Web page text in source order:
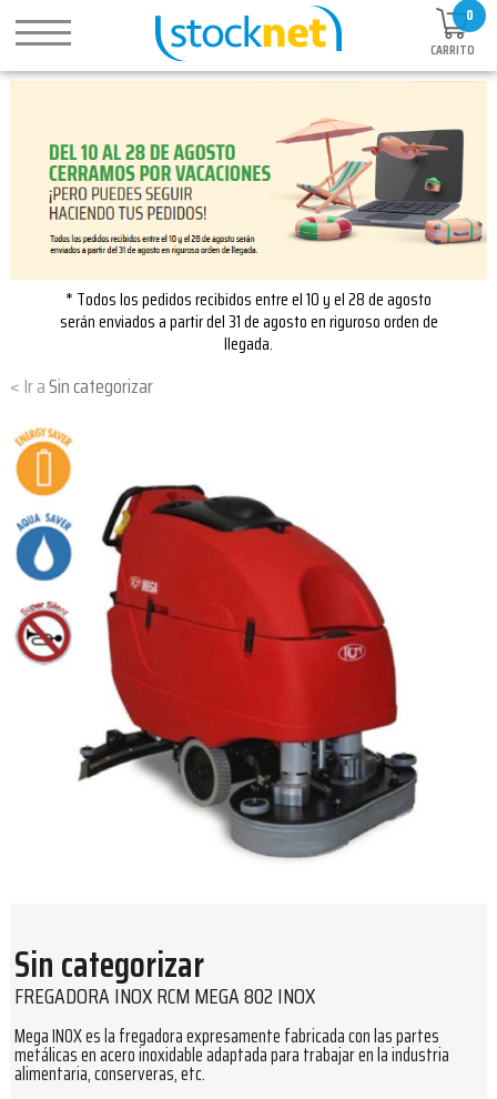
0
CARRITO
* Todos los pedidos recibidos entre el 10 y el 28 de agosto
serán enviados a partir del 31 de agosto en riguroso orden de
llegada.
Sin categorizar
Sin categorizar
FREGADORA INOX RCM MEGA 802 INOX
Mega INOX es la fregadora expresamente fabricada con las partes
metálicas en acero inoxidable adaptada para trabajar en la industria
alimentaria, conserveras, etc.